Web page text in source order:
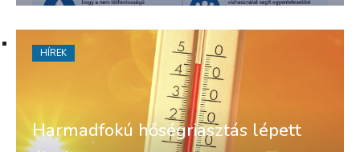
Harmadfokú hőségriasztás lépett
HÍREK